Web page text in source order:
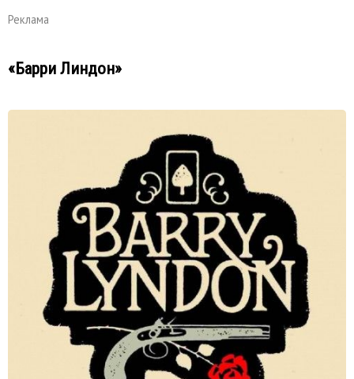
Реклама
«Барри Линдон»